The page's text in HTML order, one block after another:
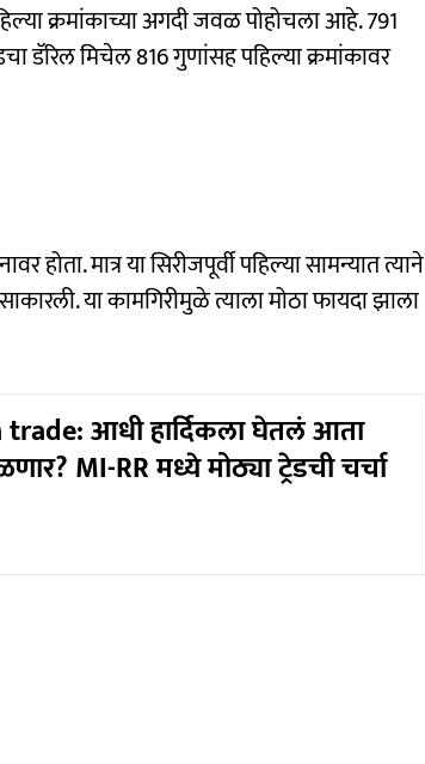
क्रमांकाच्या अगदी जवळ पोहोचला आहे. 791
डॅरिल मिचेल 816 गुणांसह पहिल्या क्रमांकावर
होता. मात्र या सिरीजपूर्वी पहिल्या सामन्यात त्याने
या कामगिरीमुळे त्याला मोठा फायदा झाला
आधी हार्दिकला घेतलं आता
MI-RR मध्ये मोठ्या ट्रेडची चर्चा